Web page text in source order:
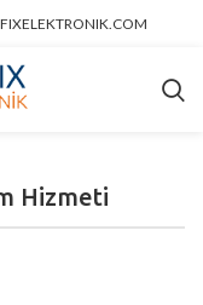
Hizmeti